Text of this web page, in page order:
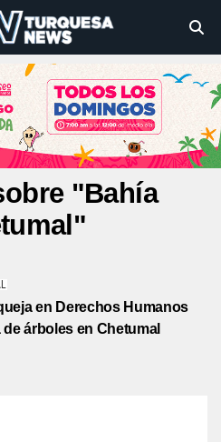
"Bahía
en Derechos Humanos
de árboles en Chetumal